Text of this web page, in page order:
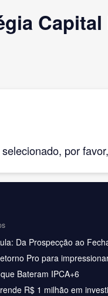
por
Da Prospecção ao
Pro para
Bateram IPCA+6
R$ 1 milhão em